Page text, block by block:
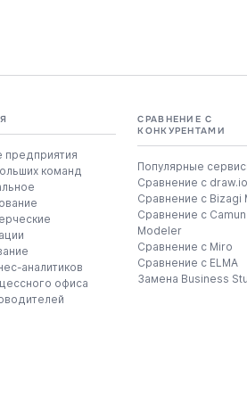
предприятия
команд
аналитиков
офиса
СРАВНЕНИЕ С
КОНКУРЕНТАМИ
Популярные
Сравнение с draw.io
Сравнение с Bizagi
Сравнение с
Modeler
Сравнение с Miro
Сравнение с ELMA
Замена Business